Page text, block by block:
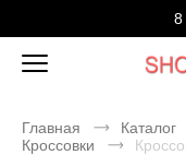
8
Главная Каталог
Кроссовки